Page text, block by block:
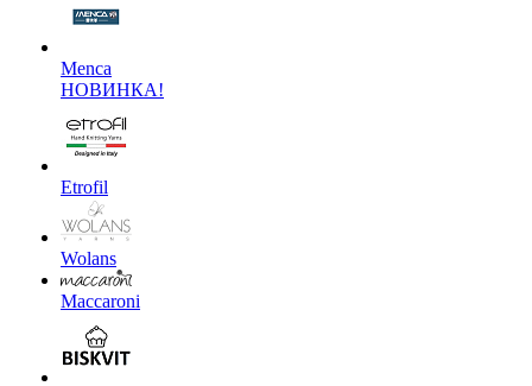
Menca
НОВИНКА!
Etrofil
Wolans
Maccaroni